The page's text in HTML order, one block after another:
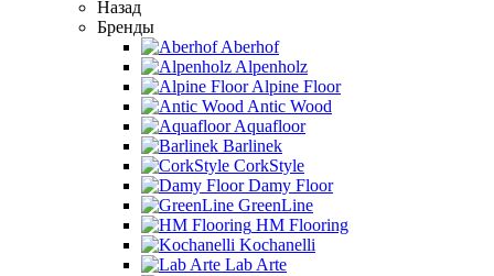
Назад
Бренды
Aberhof
Alpenholz
Alpine Floor
Antic Wood
Aquafloor
Barlinek
CorkStyle
Damy Floor
GreenLine
HM Flooring
Kochanelli
Lab Arte